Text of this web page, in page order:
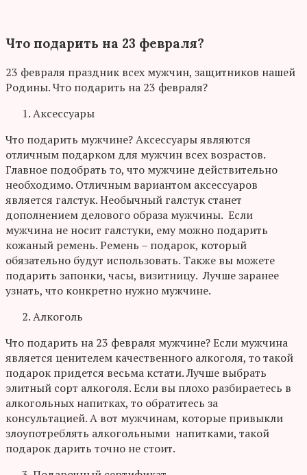
Что подарить на 23 февраля?
23 февраля праздник всех мужчин, защитников нашей
Родины. Что подарить на 23 февраля?
Аксессуары
Что подарить мужчине? Аксессуары являются
отличным подарком для мужчин всех возрастов.
Главное подобрать то, что мужчине действительно
необходимо. Отличным вариантом аксессуаров
является галстук. Необычный галстук станет
дополнением делового образа мужчины. Если
мужчина не носит галстуки, ему можно подарить
кожаный ремень. Ремень – подарок, который
обязательно будут использовать. Также вы можете
подарить запонки, часы, визитницу. Лучше заранее
узнать, что конкретно нужно мужчине.
Алкоголь
Что подарить на 23 февраля мужчине? Если мужчина
является ценителем качественного алкоголя, то такой
подарок придется весьма кстати. Лучше выбрать
элитный сорт алкоголя. Если вы плохо разбираетесь в
алкогольных напитках, то обратитесь за
консультацией. А вот мужчинам, которые привыкли
злоупотреблять алкогольными напитками, такой
подарок дарить точно не стоит.